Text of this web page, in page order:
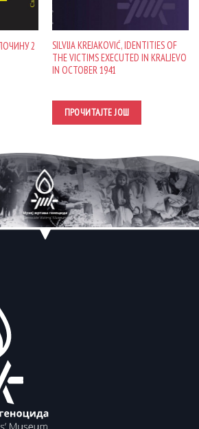
2
SILVIJA KREJAKOVIĆ, IDENTITIES OF
THE VICTIMS EXECUTED IN KRALJEVO
IN OCTOBER 1941
ПРОЧИТАЈТЕ ЈОШ